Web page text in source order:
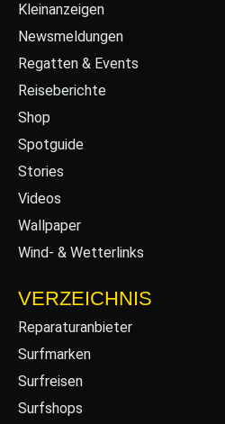
Kleinanzeigen
Newsmeldungen
Regatten & Events
Reiseberichte
Shop
Spotguide
Stories
Videos
Wallpaper
Wind- & Wetterlinks
VERZEICHNIS
Reparaturanbieter
Surfmarken
Surfreisen
Surfshops